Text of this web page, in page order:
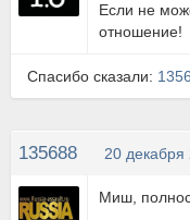
Если не
отношение!
Спасибо сказали:
135688 20 декабря
Миш,